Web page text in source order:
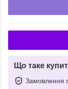
Що таке
Замовлення